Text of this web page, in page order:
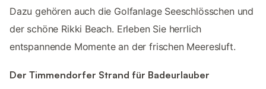
Dazu gehören auch die Golfanlage Seeschlösschen und
der schöne Rikki Beach. Erleben Sie herrlich
entspannende Momente an der frischen Meeresluft.
Der Timmendorfer Strand für Badeurlauber